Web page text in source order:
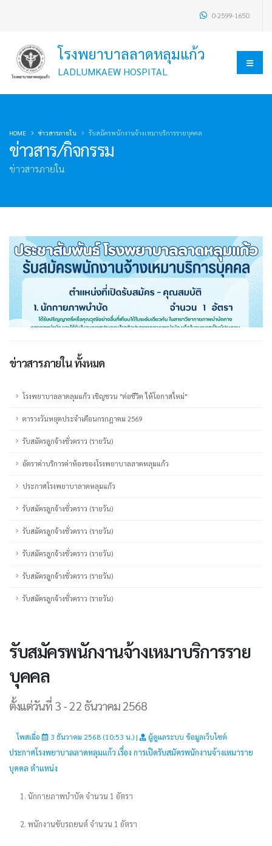
0-2599-1650
โรงพยาบาลลาดหลุมแก้ว
LADLUMKAEW HOSPITAL
ข่าวสาร/กิจกรรม
ข่าวสารภายใน
HOME ข่าวสารภายใน รับสมัครพนักงานจ้างเหมาบริการรายบุคคล
ข่าวสารภายใน ทั้งหมด
โรงพยาบาลลาดลุมแก้ว เชิญชวน "ต่อชีวิต ให้โอกาสใหม่"
ตารางวันหยุดประจำเดือนกรกฎาคม 2569
รับสมัครลูกจ้างชั่วคราว (รายวัน)
อัตราค่าบริการค่าห้องของโรงพยาบาลลาดหลุมแก้ว
ประกาศโรงพยาบาลาดหลุมแก้ว
รับสมัครลูกจ้างชั่วคราว (รายวัน)
รับสมัครลูกจ้างชั่วคราว (รายวัน)
รับสมัครลูกจ้างชั่วคราว (รายวัน)
รับสมัครลูกจ้างชั่วคราว (รายวัน)
รับสมัครลูกจ้างชั่วคราว (รายวัน)
รับสมัครพนักงานจ้างเหมาบริการราย
บุคคล
ตั้งแต่วันที่ 3 - 22 ธันวาคม 2568
โพสเมื่อ 3 ธันวาคม 2568 (10:53 น.) | ผู้ดูแลระบบ ข้อมูลเว็บไซต์
ประกาศโรงพยาบาลลาดหลุมแก้ว เรื่อง การเปิดรับสมัครพนักงานจ้างเหมาราย
บุคคล ตำแหน่ง
1. นักกายภาพบำบัด จำนวน 1 อัตรา
2. พนักงานขับรถยนต์ จำนวน 1 อัตรา